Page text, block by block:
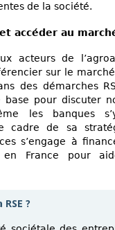
de la société.
accéder au
acteurs de
sur le
des démarches
base pour discuter
les banques
cadre de sa
s’engage à
en France pour
?